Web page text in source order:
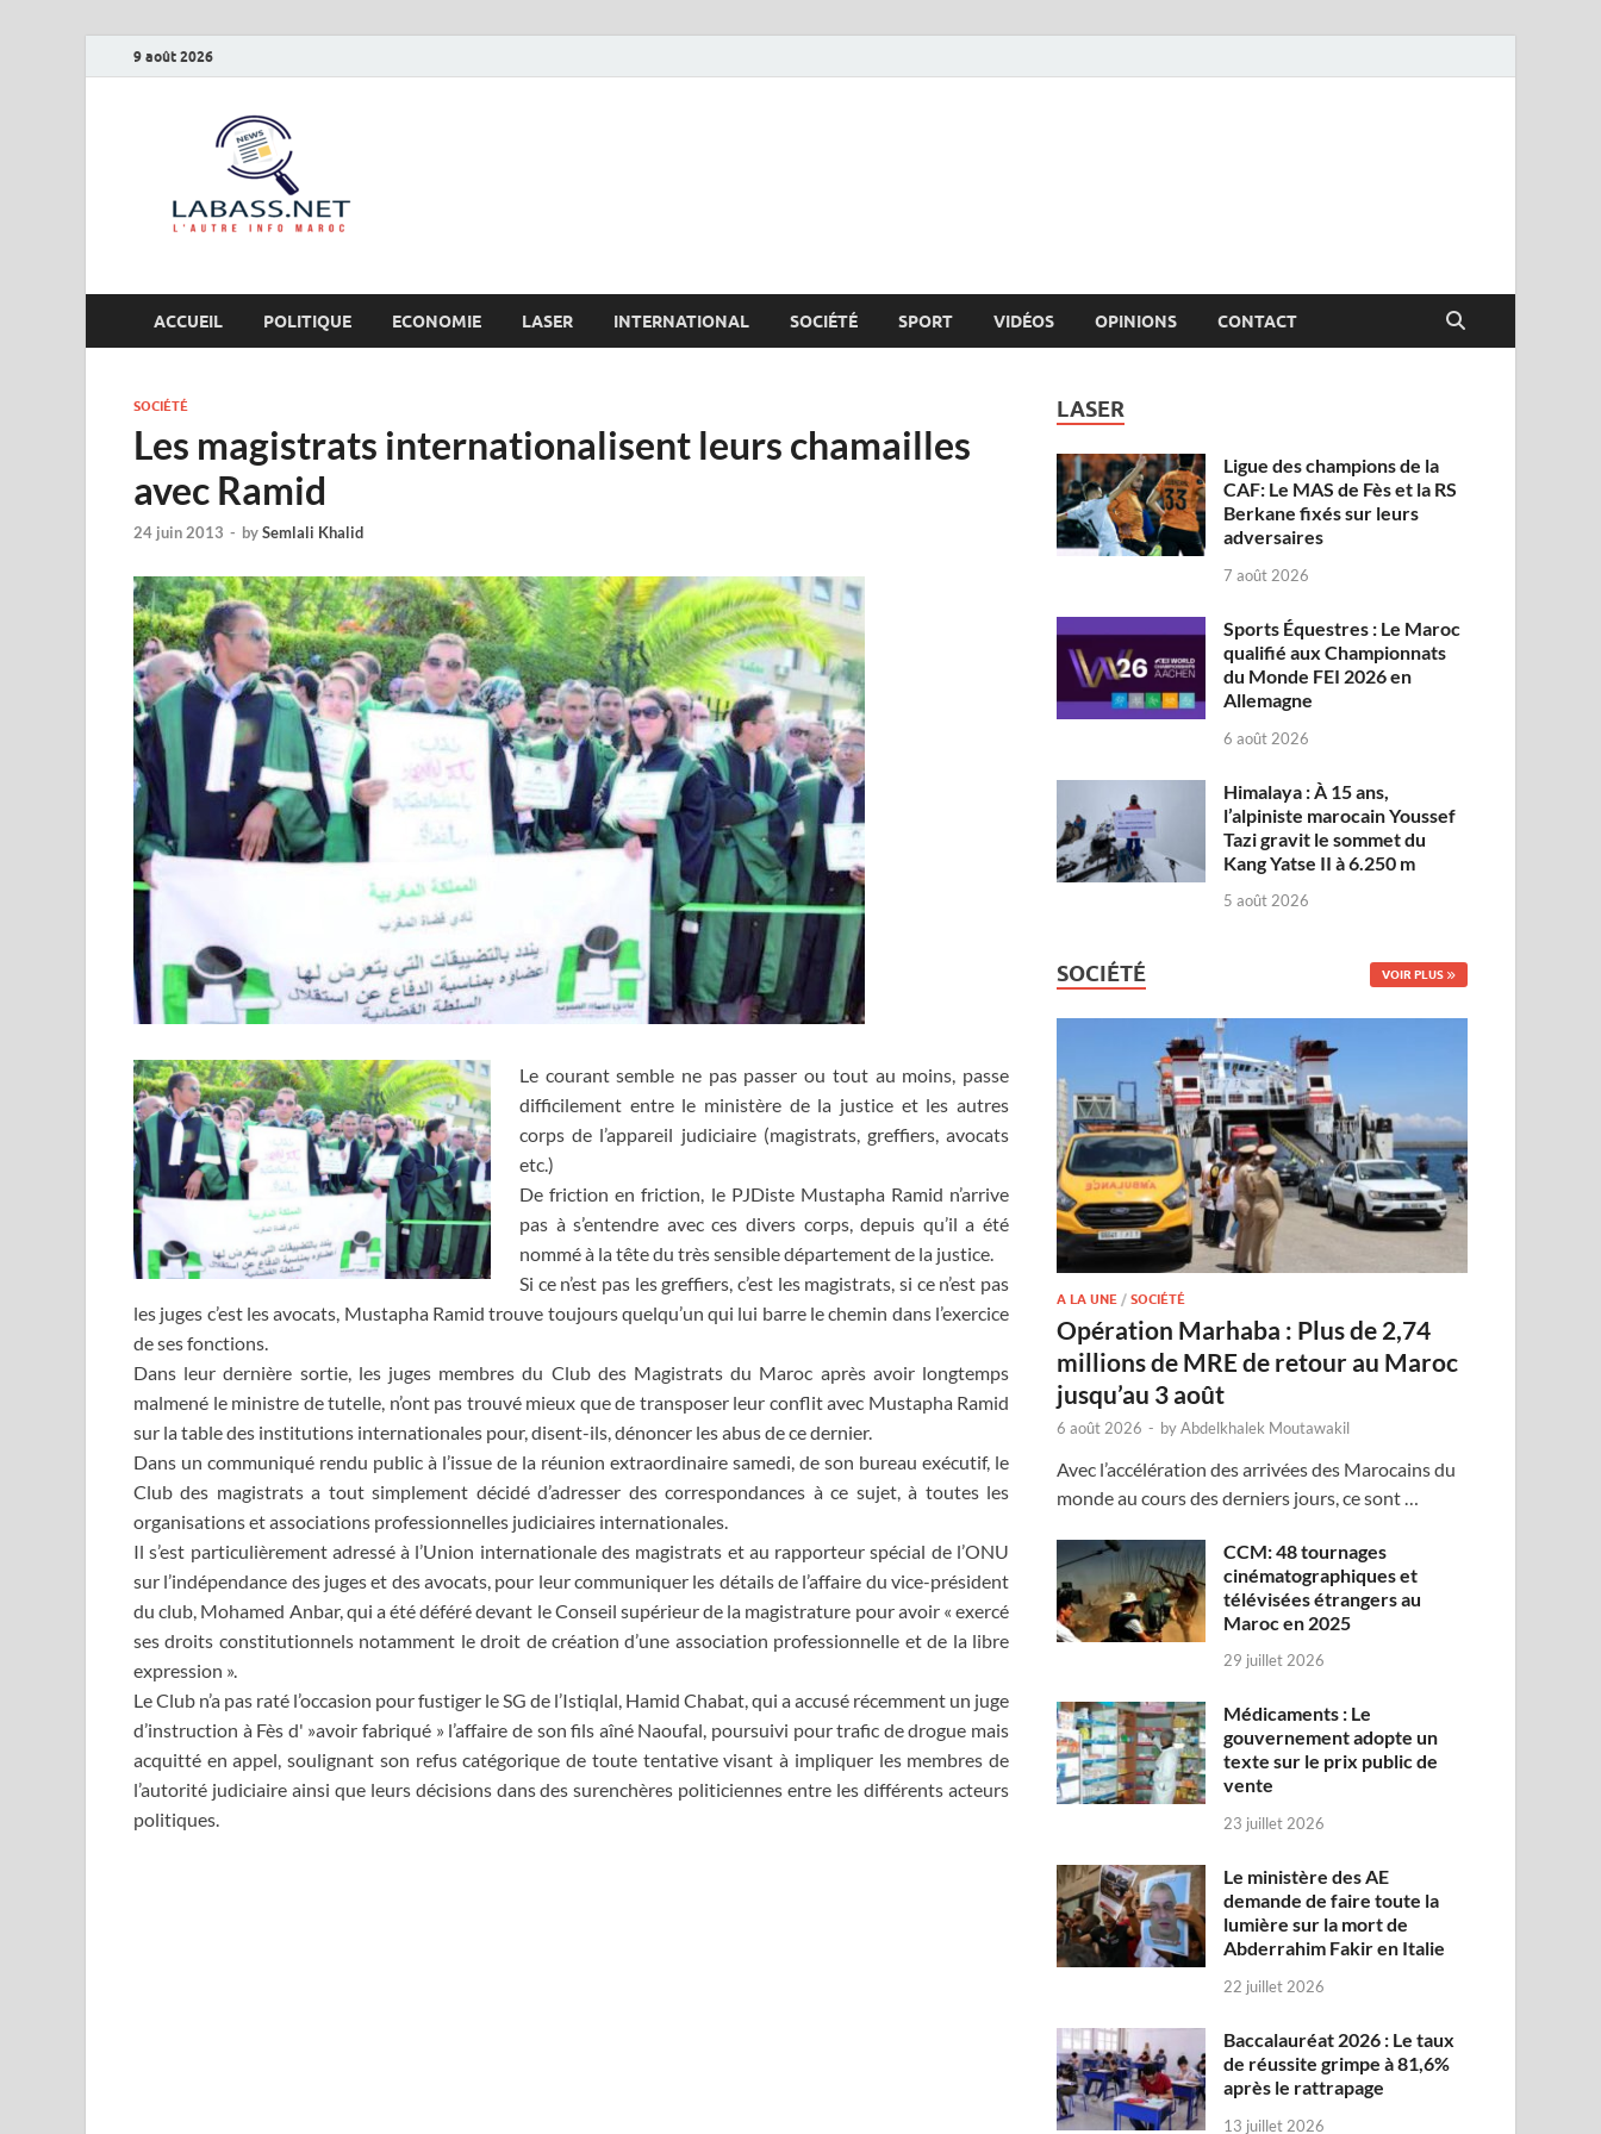
9 août 2026
ACCUEIL POLITIQUE ECONOMIE LASER INTERNATIONAL SOCIÉTÉ SPORT VIDÉOS OPINIONS CONTACT
SOCIÉTÉ
Les magistrats internationalisent leurs chamailles
avec Ramid
24 juin 2013 - bySemlali Khalid
Le courant semble ne pas passer ou tout au moins, passe
difficilement entre le ministère de la justice et les autres
corps de l’appareil judiciaire (magistrats, greffiers, avocats
etc.)
De friction en friction, le PJDiste Mustapha Ramid n’arrive
pas à s’entendre avec ces divers corps, depuis qu’il a été
nommé à la tête du très sensible département de la justice.
Si ce n’est pas les greffiers, c’est les magistrats, si ce n’est pas
les juges c’est les avocats, Mustapha Ramid trouve toujours quelqu’un qui lui barre le chemin dans l’exercice
de ses fonctions.
Dans leur dernière sortie, les juges membres du Club des Magistrats du Maroc après avoir longtemps
malmené le ministre de tutelle, n’ont pas trouvé mieux que de transposer leur conflit avec Mustapha Ramid
sur la table des institutions internationales pour, disent-ils, dénoncer les abus de ce dernier.
Dans un communiqué rendu public à l’issue de la réunion extraordinaire samedi, de son bureau exécutif, le
Club des magistrats a tout simplement décidé d’adresser des correspondances à ce sujet, à toutes les
organisations et associations professionnelles judiciaires internationales.
Il s’est particulièrement adressé à l’Union internationale des magistrats et au rapporteur spécial de l’ONU
sur l’indépendance des juges et des avocats, pour leur communiquer les détails de l’affaire du vice-président
du club, Mohamed Anbar, qui a été déféré devant le Conseil supérieur de la magistrature pour avoir « exercé
ses droits constitutionnels notamment le droit de création d’une association professionnelle et de la libre
expression ».
Le Club n’a pas raté l’occasion pour fustiger le SG de l’Istiqlal, Hamid Chabat, qui a accusé récemment un juge
d’instruction à Fès d' »avoir fabriqué » l’affaire de son fils aîné Naoufal, poursuivi pour trafic de drogue mais
acquitté en appel, soulignant son refus catégorique de toute tentative visant à impliquer les membres de
l’autorité judiciaire ainsi que leurs décisions dans des surenchères politiciennes entre les différents acteurs
politiques.
LASER
Ligue des champions de la
CAF: Le MAS de Fès et la RS
Berkane fixés sur leurs
adversaires
7 août 2026
Sports Équestres : Le Maroc
qualifié aux Championnats
du Monde FEI 2026 en
Allemagne
6 août 2026
Himalaya : À 15 ans,
l’alpiniste marocain Youssef
Tazi gravit le sommet du
Kang Yatse II à 6.250 m
5 août 2026
SOCIÉTÉ VOIR PLUS
A LA UNE /SOCIÉTÉ
Opération Marhaba : Plus de 2,74
millions de MRE de retour au Maroc
jusqu’au 3 août
6 août 2026 - byAbdelkhalek Moutawakil
Avec l’accélération des arrivées des Marocains du
monde au cours des derniers jours, ce sont …
CCM: 48 tournages
cinématographiques et
télévisées étrangers au
Maroc en 2025
29 juillet 2026
Médicaments : Le
gouvernement adopte un
texte sur le prix public de
vente
23 juillet 2026
Le ministère des AE
demande de faire toute la
lumière sur la mort de
Abderrahim Fakir en Italie
22 juillet 2026
Baccalauréat 2026 : Le taux
de réussite grimpe à 81,6%
après le rattrapage
13 juillet 2026